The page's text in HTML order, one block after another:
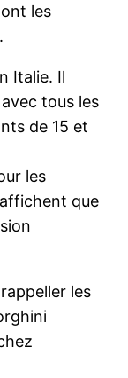
les
Italie. Il
tous les
de 15 et
les
que
les